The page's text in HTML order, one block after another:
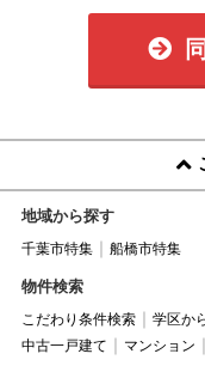
地域から探す
千葉市特集 船橋市特集
物件検索
こだわり条件検索 学区か
中古一戸建て
マンション